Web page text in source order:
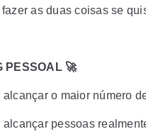
as duas coisas se
PESSOAL 🚀
alcançar o maior número
alcançar pessoas